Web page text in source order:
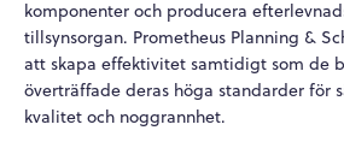
komponenter och producera
tillsynsorgan. Prometheus Planning &
att skapa effektivitet samtidigt som de
överträffade deras höga standarder för
kvalitet och noggrannhet.